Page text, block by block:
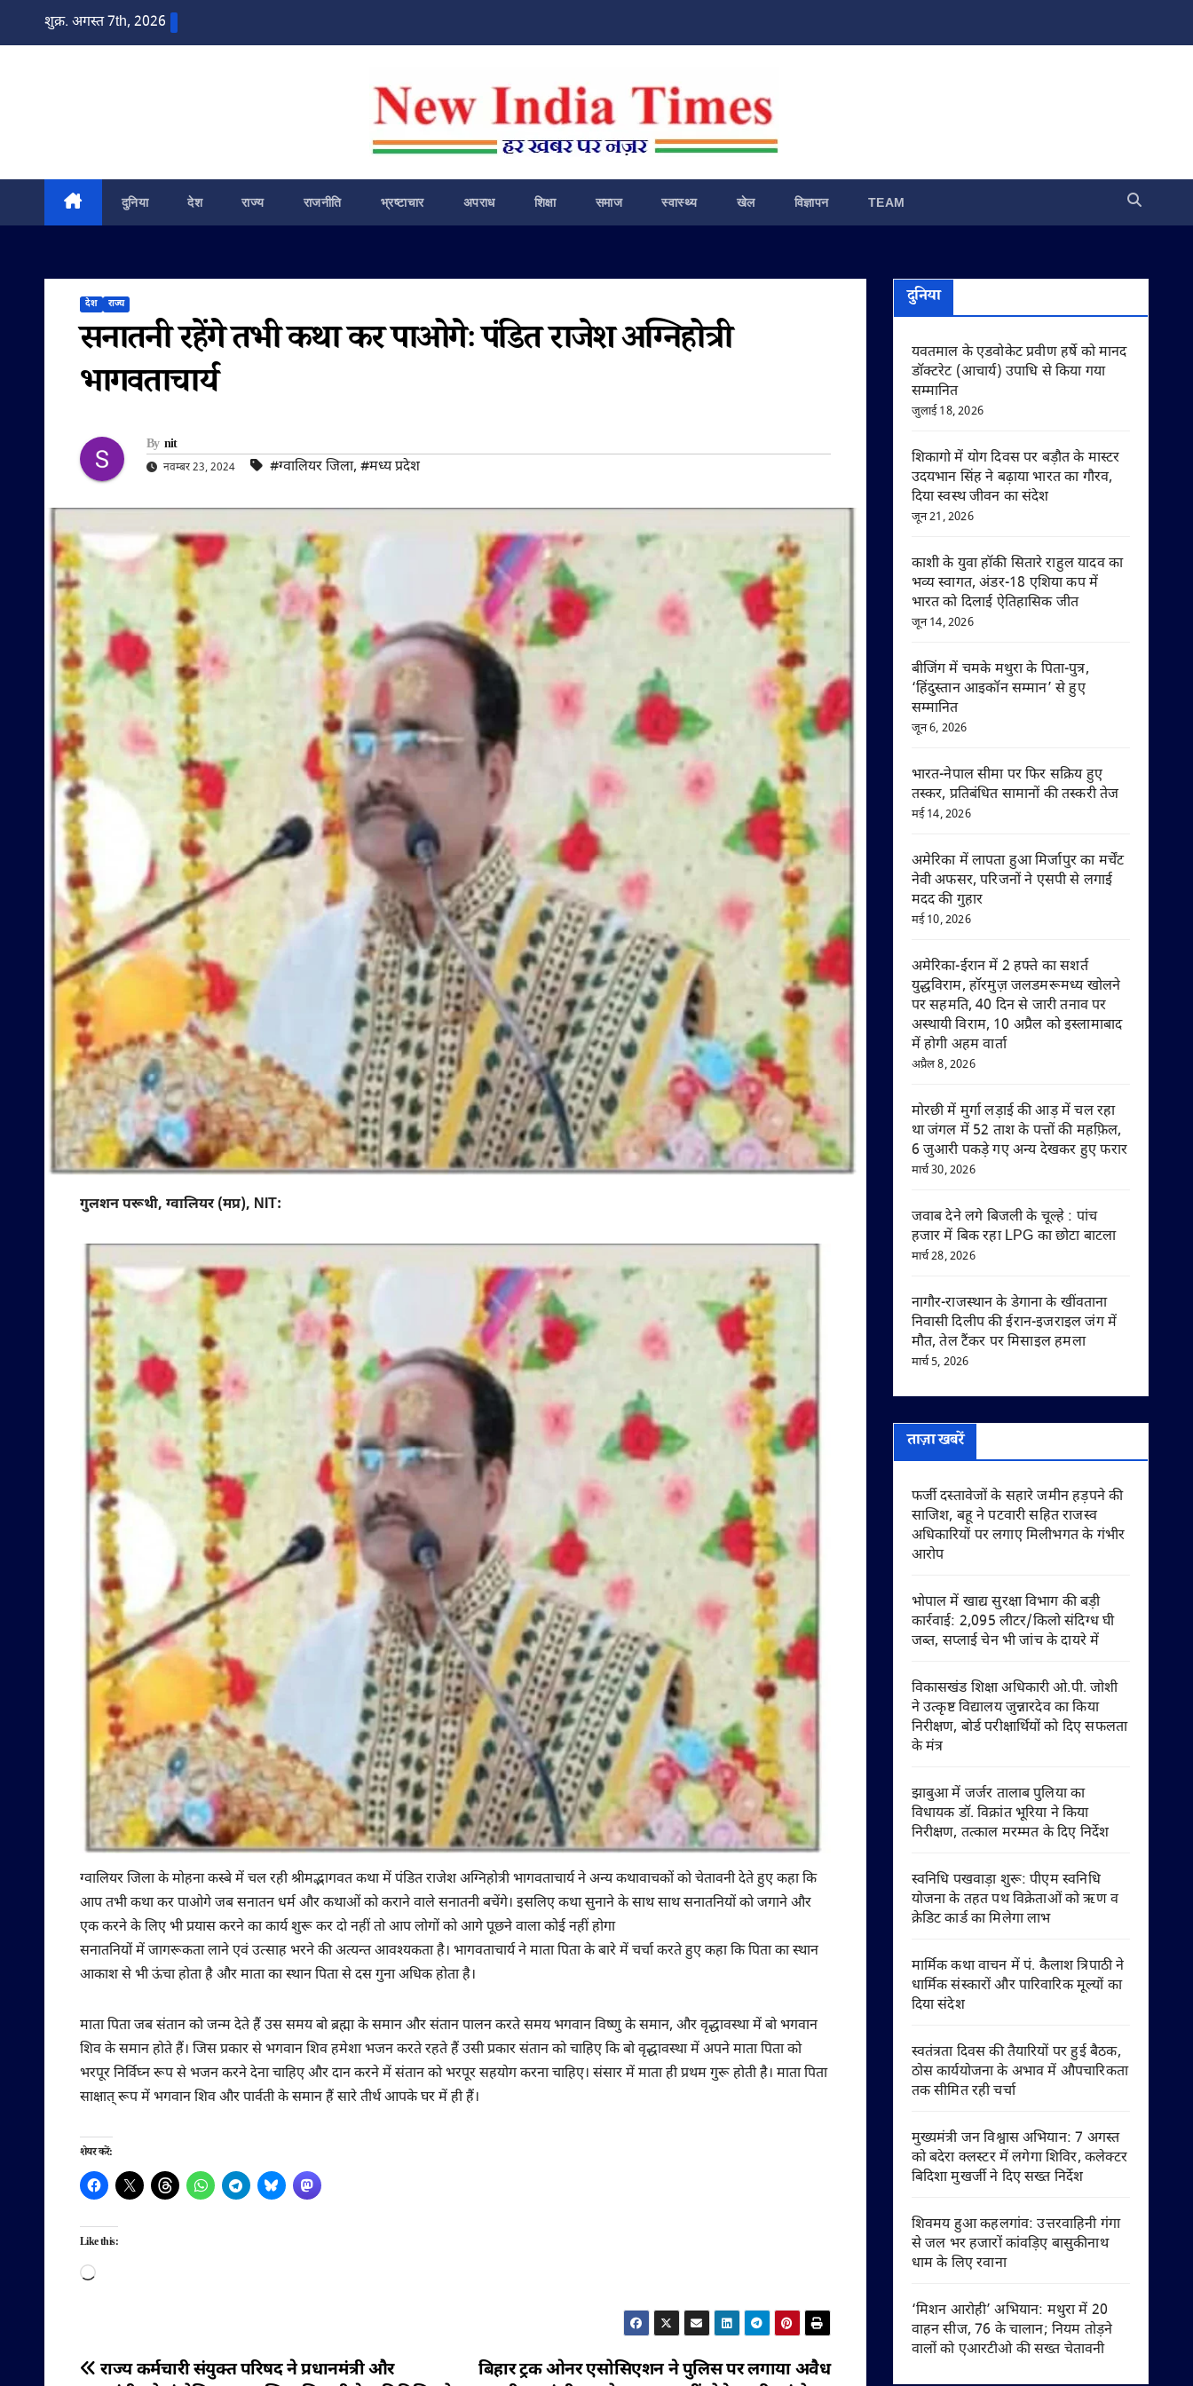
शुक्र. अगस्त 7th, 2026
दुनिया देश राज्य राजनीति भ्रष्टाचार अपराध शिक्षा समाज स्वास्थ्य खेल विज्ञापन TEAM
देश राज्य
सनातनी रहेंगे तभी कथा कर पाओगेः पंडित राजेश अग्निहोत्री
भागवताचार्य
By nit
नवम्बर 23, 2024 #ग्वालियर जिला, #मध्य प्रदेश
गुलशन परूथी, ग्वालियर (मप्र), NIT:
ग्वालियर जिला के मोहना कस्बे में चल रही श्रीमद्भागवत कथा में पंडित राजेश अग्निहोत्री भागवताचार्य ने अन्य कथावाचकों को चेतावनी देते हुए कहा कि
आप तभी कथा कर पाओगे जब सनातन धर्म और कथाओं को कराने वाले सनातनी बचेंगे। इसलिए कथा सुनाने के साथ साथ सनातनियों को जगाने और
एक करने के लिए भी प्रयास करने का कार्य शुरू कर दो नहीं तो आप लोगों को आगे पूछने वाला कोई नहीं होगा
सनातनियों में जागरूकता लाने एवं उत्साह भरने की अत्यन्त आवश्यकता है। भागवताचार्य ने माता पिता के बारे में चर्चा करते हुए कहा कि पिता का स्थान
आकाश से भी ऊंचा होता है और माता का स्थान पिता से दस गुना अधिक होता है।
माता पिता जब संतान को जन्म देते हैं उस समय बो ब्रह्मा के समान और संतान पालन करते समय भगवान विष्णु के समान, और वृद्धावस्था में बो भगवान
शिव के समान होते हैं। जिस प्रकार से भगवान शिव हमेशा भजन करते रहते हैं उसी प्रकार संतान को चाहिए कि बो वृद्धावस्था में अपने माता पिता को
भरपूर निर्विघ्न रूप से भजन करने देना चाहिए और दान करने में संतान को भरपूर सहयोग करना चाहिए। संसार में माता ही प्रथम गुरू होती है। माता पिता
साक्षात् रूप में भगवान शिव और पार्वती के समान हैं सारे तीर्थ आपके घर में ही हैं।
शेयर करें:
Like this:
Loading…
पोस्ट
बिहार ट्रक ओनर एसोसिएशन ने पुलिस पर लगाया अवैध
राज्य कर्मचारी संयुक्त परिषद ने प्रधानमंत्री और
दुनिया
यवतमाल के एडवोकेट प्रवीण हर्षे को मानद
डॉक्टरेट (आचार्य) उपाधि से किया गया
सम्मानित
जुलाई 18, 2026
शिकागो में योग दिवस पर बड़ौत के मास्टर
उदयभान सिंह ने बढ़ाया भारत का गौरव,
दिया स्वस्थ जीवन का संदेश
जून 21, 2026
काशी के युवा हॉकी सितारे राहुल यादव का
भव्य स्वागत, अंडर-18 एशिया कप में
भारत को दिलाई ऐतिहासिक जीत
जून 14, 2026
बीजिंग में चमके मथुरा के पिता-पुत्र,
‘हिंदुस्तान आइकॉन सम्मान’ से हुए
सम्मानित
जून 6, 2026
भारत-नेपाल सीमा पर फिर सक्रिय हुए
तस्कर, प्रतिबंधित सामानों की तस्करी तेज
मई 14, 2026
अमेरिका में लापता हुआ मिर्जापुर का मर्चेंट
नेवी अफसर, परिजनों ने एसपी से लगाई
मदद की गुहार
मई 10, 2026
अमेरिका-ईरान में 2 हफ्ते का सशर्त
युद्धविराम, हॉरमुज़ जलडमरूमध्य खोलने
पर सहमति, 40 दिन से जारी तनाव पर
अस्थायी विराम, 10 अप्रैल को इस्लामाबाद
में होगी अहम वार्ता
अप्रैल 8, 2026
मोरछी में मुर्गा लड़ाई की आड़ में चल रहा
था जंगल में 52 ताश के पत्तों की महफ़िल,
6 जुआरी पकड़े गए अन्य देखकर हुए फरार
मार्च 30, 2026
जवाब देने लगे बिजली के चूल्हे : पांच
हजार में बिक रहा LPG का छोटा बाटला
मार्च 28, 2026
नागौर-राजस्थान के डेगाना के खींवताना
निवासी दिलीप की ईरान-इजराइल जंग में
मौत, तेल टैंकर पर मिसाइल हमला
मार्च 5, 2026
ताज़ा खबरें
फर्जी दस्तावेजों के सहारे जमीन हड़पने की
साजिश, बहू ने पटवारी सहित राजस्व
अधिकारियों पर लगाए मिलीभगत के गंभीर
आरोप
भोपाल में खाद्य सुरक्षा विभाग की बड़ी
कार्रवाई: 2,095 लीटर/किलो संदिग्ध घी
जब्त, सप्लाई चेन भी जांच के दायरे में
विकासखंड शिक्षा अधिकारी ओ.पी. जोशी
ने उत्कृष्ट विद्यालय जुन्नारदेव का किया
निरीक्षण, बोर्ड परीक्षार्थियों को दिए सफलता
के मंत्र
झाबुआ में जर्जर तालाब पुलिया का
विधायक डॉ. विक्रांत भूरिया ने किया
निरीक्षण, तत्काल मरम्मत के दिए निर्देश
स्वनिधि पखवाड़ा शुरू: पीएम स्वनिधि
योजना के तहत पथ विक्रेताओं को ऋण व
क्रेडिट कार्ड का मिलेगा लाभ
मार्मिक कथा वाचन में पं. कैलाश त्रिपाठी ने
धार्मिक संस्कारों और पारिवारिक मूल्यों का
दिया संदेश
स्वतंत्रता दिवस की तैयारियों पर हुई बैठक,
ठोस कार्ययोजना के अभाव में औपचारिकता
तक सीमित रही चर्चा
मुख्यमंत्री जन विश्वास अभियान: 7 अगस्त
को बदेरा क्लस्टर में लगेगा शिविर, कलेक्टर
बिदिशा मुखर्जी ने दिए सख्त निर्देश
शिवमय हुआ कहलगांव: उत्तरवाहिनी गंगा
से जल भर हजारों कांवड़िए बासुकीनाथ
धाम के लिए रवाना
‘मिशन आरोही’ अभियान: मथुरा में 20
वाहन सीज, 76 के चालान; नियम तोड़ने
वालों को एआरटीओ की सख्त चेतावनी